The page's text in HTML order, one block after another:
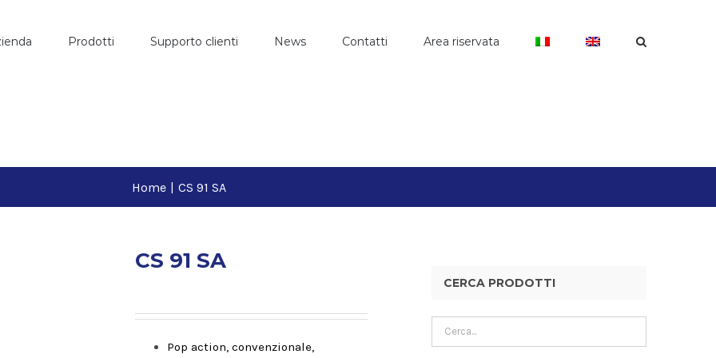
Prodotti Supporto clienti News Contatti Area riservata
Home | CS 91 SA
CS 91 SA
Pop action, convenzionale,
CERCA PRODOTTI